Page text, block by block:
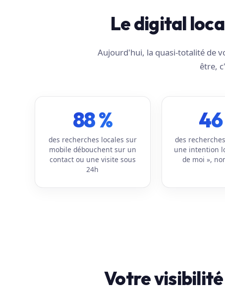
Le digital
Aujourd'hui, la quasi-totalité de
être,
88 %
des recherches locales sur
mobile débouchent sur un
contact ou une visite sous
24h
46
des
une intention
de moi »,
Votre